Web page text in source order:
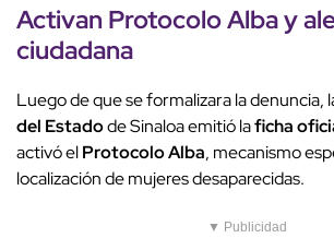
Activan Protocolo Albay
ciudadana
Luego de que se formalizara la denuncia,
del Estadode Sinaloa emitió laficha
activó elProtocolo Alba, mecanismo
localización de mujeres desaparecidas.
▼ Publicidad